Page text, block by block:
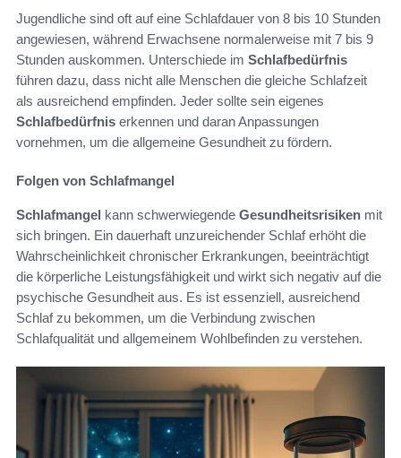
Jugendliche sind oft auf eine Schlafdauer von 8 bis 10 Stunden
angewiesen, während Erwachsene normalerweise mit 7 bis 9
Stunden auskommen. Unterschiede im Schlafbedürfnis
führen dazu, dass nicht alle Menschen die gleiche Schlafzeit
als ausreichend empfinden. Jeder sollte sein eigenes
Schlafbedürfnis erkennen und daran Anpassungen
vornehmen, um die allgemeine Gesundheit zu fördern.
Folgen von Schlafmangel
Schlafmangel kann schwerwiegende Gesundheitsrisiken mit
sich bringen. Ein dauerhaft unzureichender Schlaf erhöht die
Wahrscheinlichkeit chronischer Erkrankungen, beeinträchtigt
die körperliche Leistungsfähigkeit und wirkt sich negativ auf die
psychische Gesundheit aus. Es ist essenziell, ausreichend
Schlaf zu bekommen, um die Verbindung zwischen
Schlafqualität und allgemeinem Wohlbefinden zu verstehen.